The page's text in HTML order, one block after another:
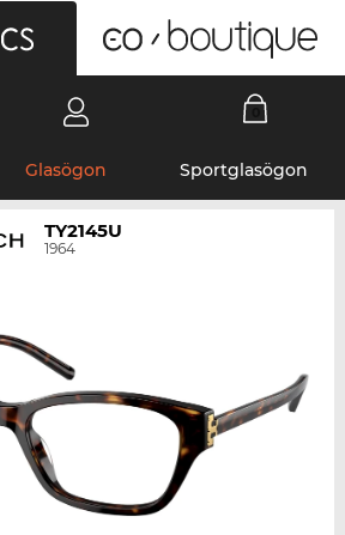
Glasögon Sportglasögon
TY2145U
1964